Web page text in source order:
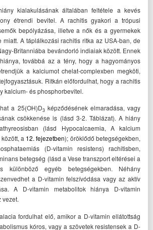
kialakulásának általában feltétele a kevés
étrendi bevitel. A rachitis gyakori a trópusi
bepólyázása, illetve a nők és a gyermekek
miatt. A táplálkozási rachitis ritka az USA-ban, de
Britanniába bevándorló indiaiak között. Ennek
továbbá az a tény, hogy a hagyományos
a kalciumot chelat-complexben megköti,
Ritkán előfordulhat, hogy a rachitis
kalcium- és phosphorbevitel.
a 25(OH)D3képződésének elmaradása, vagy
csökkenése is (lásd 3-2. Táblázat). A hiány
(lásd Hypocalcaemia, A kalcium
a 12. fejezetben); öröklődő betegségekben,
(D-vitamin resistens) rachitisben,
betegség (lásd a Vese transzport eltérései a
különböző egyéb betegségekben. Néhány
a D-vitamin felszívódása vagy az aktív
A D-vitamin metabolitok hiánya D-vitamin
vezet.
fordulhat elő, amikor a D-vitamin ellátottság
kóros, vagy a szövetek resistensek a D-